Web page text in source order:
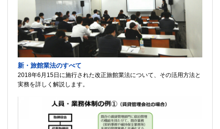
新・旅館業法のすべて
2018年6月15日に施行された改正旅館業法について、その活用方法と
実務を詳しく解説します。